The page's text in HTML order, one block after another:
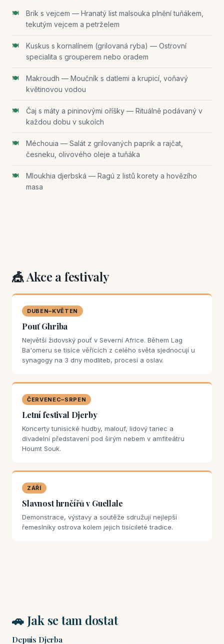
Brik s vejcem — Hranatý list malsouka plnění tuňákem,
tekutým vejcem a petrželem
Kuskus s kornalínem (grilovaná ryba) — Ostrovní
specialita s grouperem nebo oradem
Makroudh — Moučník s datlemi a krupicí, voňavý
květinovou vodou
Čaj s máty a pininovými oříšky — Rituálně podávaný v
každou dobu v sukoích
Méchouia — Salát z grilovaných paprik a rajčat,
česneku, olivového oleje a tuňáka
Mloukhia djerbská — Ragú z listů korety a hovězího
masa
🎪 Akce a festivaly
DUBEN–KVĚTEN
Pouť Ghriba
Největší židovský pouť v Severní Africe. Během Lag
Ba'omeru se tisíce věřících z celého světa sjednocují u
synagogy na 3 dny modliteb, procesí a oslav.
ČERVENEC–SRPEN
Letní festival Djerby
Koncerty tunisické hudby, malouf, lidový tanec a
divadelní představení pod širým nebem v amfiteátru
Houmt Souk.
ZÁŘÍ
Slavnost hrnčířů v Guellale
Demonstrace, výstavy a soutěže sdružují nejlepší
řemeslníky ostrova kolem jejich tisícileté tradice.
🚗 Jak se tam dostat
Depuis Djerba